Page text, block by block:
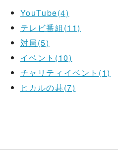
YouTube(4)
テレビ番組(11)
対局(5)
イベント(10)
チャリティイベント(1)
ヒカルの碁(7)